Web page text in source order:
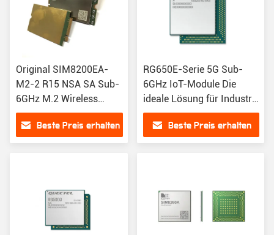
Original SIM8200EA-
M2-2 R15 NSA SA Sub-
6GHz M.2 Wireless
Module sim8300G für
Muz 5G IoT
Beste Preis erhalten
RG650E-Serie 5G Sub-
6GHz IoT-Module Die
ideale Lösung für Industrie
und Handel
Beste Preis erhalten